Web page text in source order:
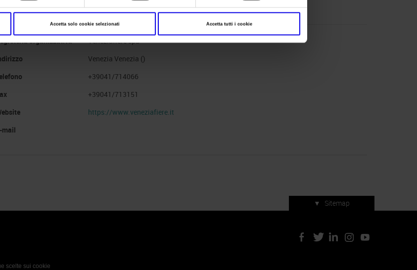
Accetta solo cookie selezionati Accetta tutti i cookie
mail
restaura@veneziafiere.it
organizzativa
Veneziafiere spa
Venezia Venezia ()
+39041/714066
+39041/713151
https://www.veneziafiere.it
mail
▼ Sitemap
Servizi di manifestazione
scelte sui cookie